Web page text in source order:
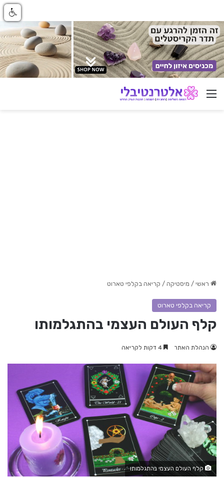
ניווט באתר
ראשי / מיסטיקה / קריאה בקלפי טארוט
קריאה בקלפי טארוט
קלף העולם העצמי בהתגלמותו
הנהלת האתר
קלף העולם העצמי בהתגלמותו